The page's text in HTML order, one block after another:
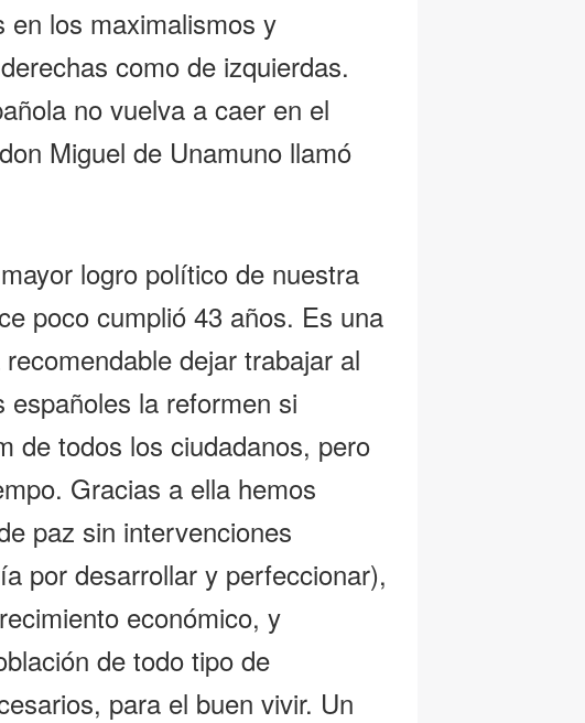
en los maximalismos y
como de izquierdas.
no vuelva a caer en el
Miguel de Unamuno llamó
logro político de nuestra
poco cumplió 43 años. Es una
dejar trabajar al
la reformen si
de todos los ciudadanos, pero
Gracias a ella hemos
paz sin intervenciones
por desarrollar y perfeccionar),
económico, y
de todo tipo de
para el buen vivir. Un